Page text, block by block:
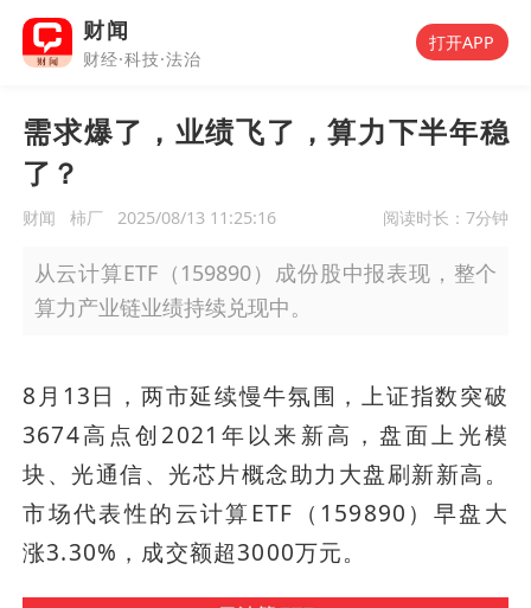
财闻
财经·科技·法治
打开APP
需求爆了，业绩飞了，算力下半年稳
了？
财闻 柿厂 2025/08/13 11:25:16 阅读时长： 7分钟
从云计算ETF（159890）成份股中报表现，整个
算力产业链业绩持续兑现中。
8月13日，两市延续慢牛氛围，上证指数突破
3674高点创2021年以来新高，盘面上光模
块、光通信、光芯片概念助力大盘刷新新高。
市场代表性的云计算ETF（159890）早盘大
涨3.30%，成交额超3000万元。